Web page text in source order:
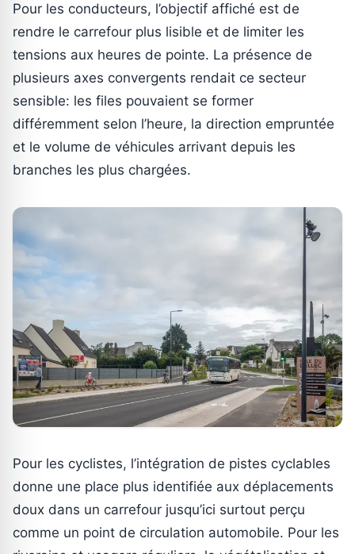
Pour les conducteurs, l’objectif affiché est de
rendre le carrefour plus lisible et de limiter les
tensions aux heures de pointe. La présence de
plusieurs axes convergents rendait ce secteur
sensible: les files pouvaient se former
différemment selon l’heure, la direction empruntée
et le volume de véhicules arrivant depuis les
branches les plus chargées.
Pour les cyclistes, l’intégration de pistes cyclables
donne une place plus identifiée aux déplacements
doux dans un carrefour jusqu’ici surtout perçu
comme un point de circulation automobile. Pour les